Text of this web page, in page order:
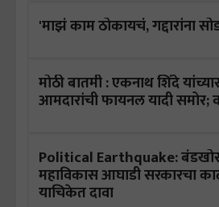
'माझं काम ठोकायचं, गद्दारांना
मोठी बातमी : एकनाथ शिंदे
आमदारांची फायनल यादी समोर;
Political Earthquake:
महाविकास आघाडी सरकारचा
याचिकेत दावा